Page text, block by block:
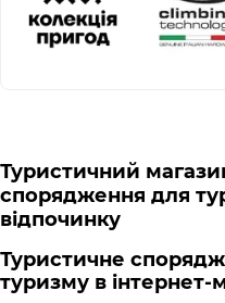
Туристичний
спорядження для
відпочинку
Туристичне
туризму в інтернет-